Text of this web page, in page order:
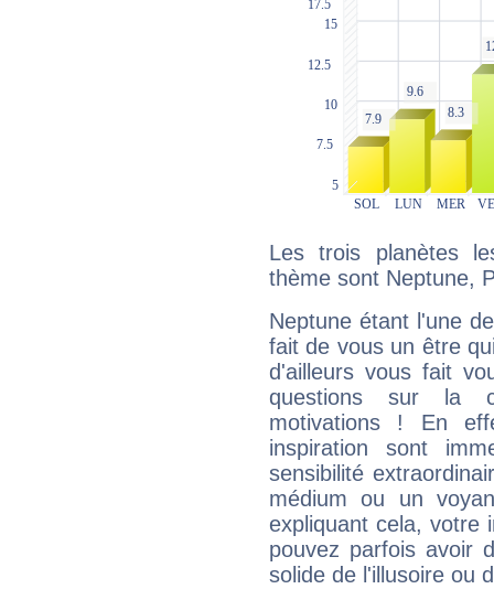
Les trois planètes
thème sont Neptune,
Neptune étant l'une
fait de vous un être
d'ailleurs vous fait
questions sur la
motivations ! En
inspiration sont
sensibilité
médium ou un
expliquant cela, votre
pouvez parfois avoir
solide de l'illusoire ou